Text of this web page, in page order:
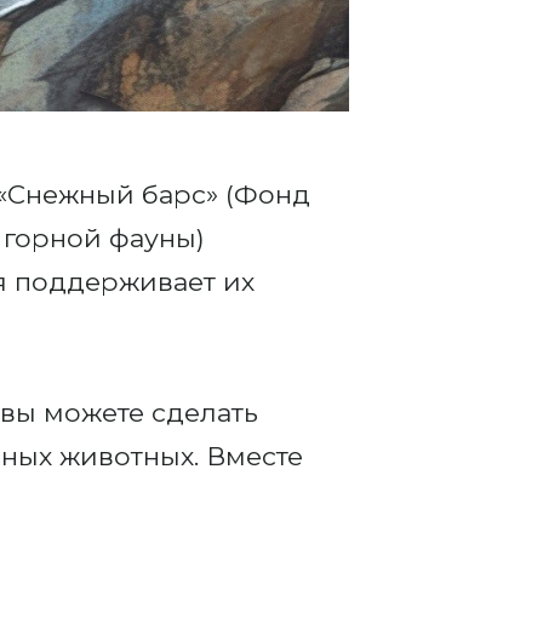
барс» (Фонд
фауны)
поддерживает их
можете сделать
животных. Вместе